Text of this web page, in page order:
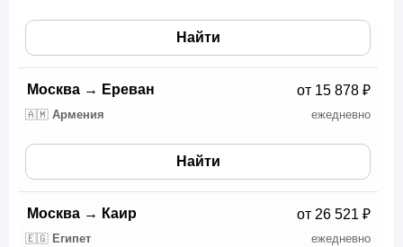
Найти
Москва → Ереван
🇦🇲 Армения ежедневно
от 15 878 ₽
Найти
Москва → Каир
🇪🇬 Египет ежедневно
от 26 521 ₽